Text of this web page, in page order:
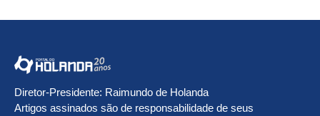
Diretor-Presidente: Raimundo de Holanda
Artigos assinados são de responsabilidade de seus